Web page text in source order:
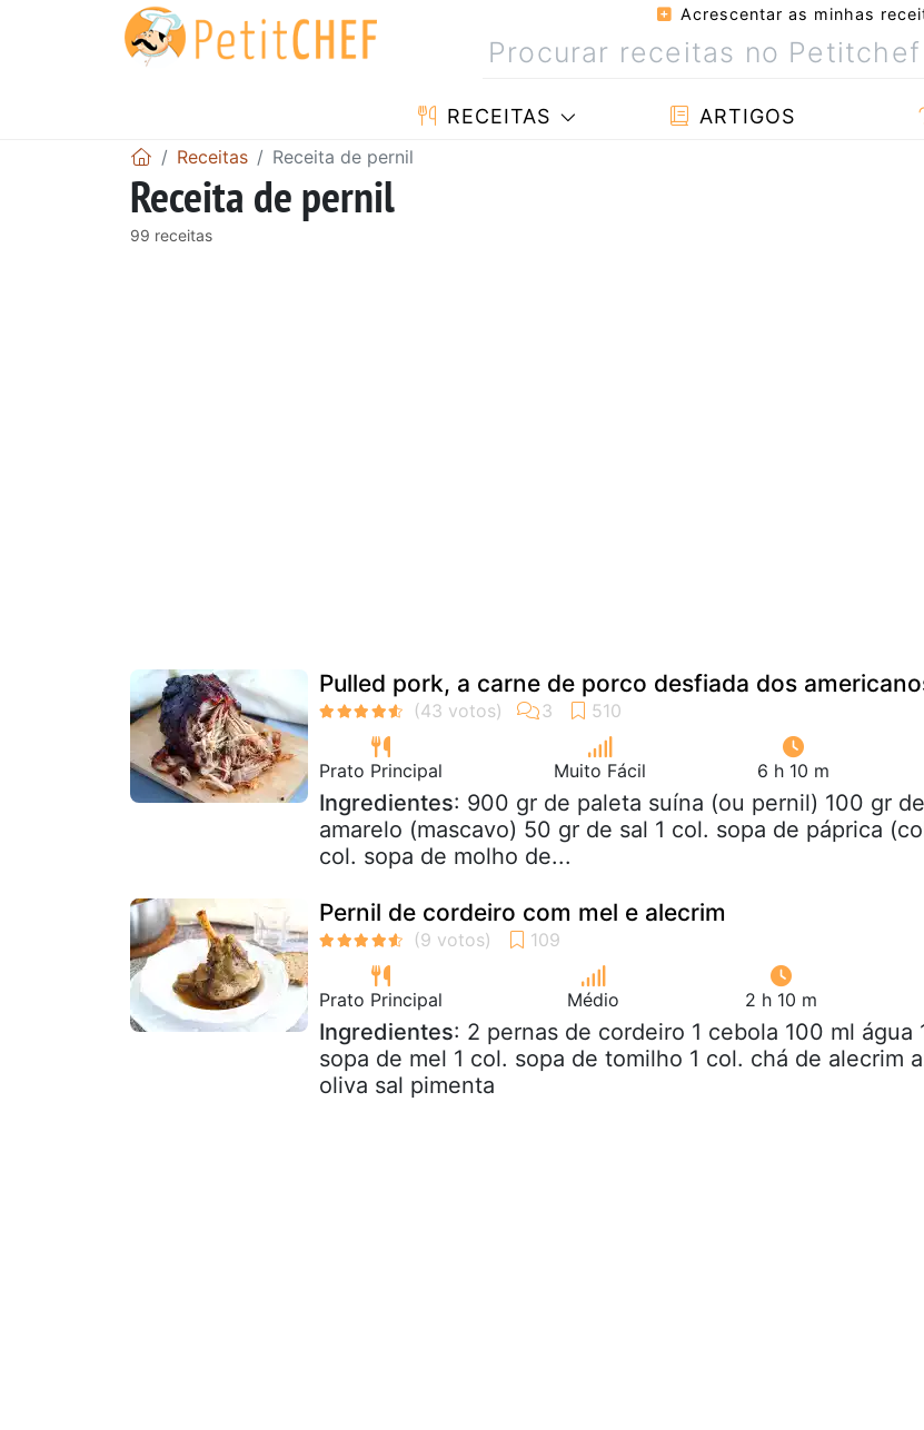
Acrescentar as minhas
RECEITAS ARTIGOS
Receitas Receita de pernil
Receita de pernil
99 receitas
Pulled pork, a carne de porco desfiada dos
Prato Principal Muito Fácil 6 h 10 m
Ingredientes: 900 gr de paleta suína (ou pernil) 100 gr
amarelo (mascavo) 50 gr de sal 1 col. sopa de páprica
col. sopa de molho de...
Pernil de cordeiro com mel e alecrim
Prato Principal Médio 2 h 10 m
Ingredientes: 2 pernas de cordeiro 1 cebola 100 ml água
sopa de mel 1 col. sopa de tomilho 1 col. chá de alecrim
oliva sal pimenta